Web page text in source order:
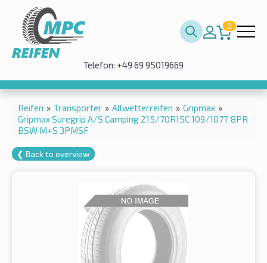
0
Telefon: +49 69 95019669
Reifen » Transporter » Allwetterreifen » Gripmax »
Gripmax Suregrip A/S Camping 215/70R15C 109/107T 8PR
BSW M+S 3PMSF
❮ Back to overview